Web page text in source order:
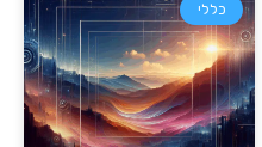
כללי